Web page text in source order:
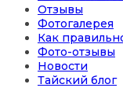
Отзывы
Фотогалерея
Как
Фото-отзывы
Новости
Тайский блог